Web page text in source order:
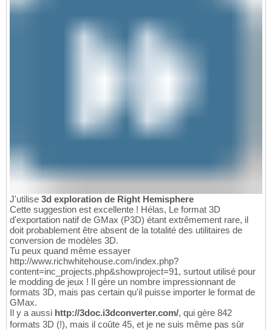
J'utilise 3d exploration de Right Hemisphere
Cette suggestion est excellente ! Hélas, Le format 3D
d'exportation natif de GMax (P3D) étant extrêmement rare, il
doit probablement être absent de la totalité des utilitaires de
conversion de modèles 3D.
Tu peux quand même essayer
http://www.richwhitehouse.com/index.php?
content=inc_projects.php&showproject=91, surtout utilisé pour
le modding de jeux ! Il gère un nombre impressionnant de
formats 3D, mais pas certain qu'il puisse importer le format de
GMax.
Il y a aussi http://3doc.i3dconverter.com/, qui gère 842
formats 3D (!), mais il coûte 45, et je ne suis même pas sûr